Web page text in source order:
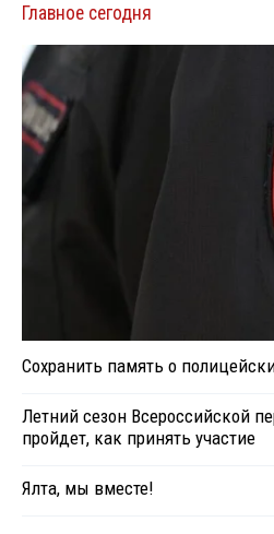
Главное сегодня
Сохранить память о
Летний сезон Всероссийской
пройдет, как принять участие
Ялта, мы вместе!